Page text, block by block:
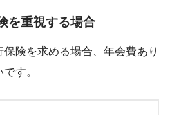
を重視する場合
険を求める場合、年会費あり
す。